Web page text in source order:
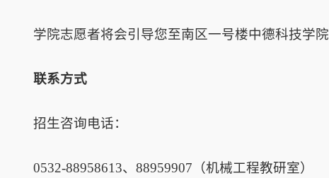
学院志愿者将会引导您至南区一号楼中德科技学院
联系方式
招生咨询电话：
0532-88958613、88959907（机械工程教研室）